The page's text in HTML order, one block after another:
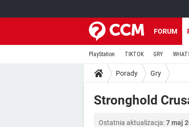
FORUM
PlayStation TIKTOK GRY
Porady Gry
Stronghold
Ostatnia aktualizacja:7 maj